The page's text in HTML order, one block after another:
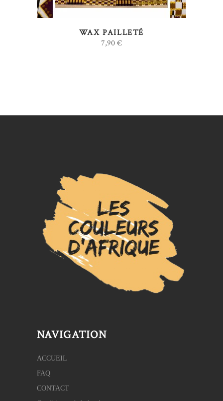
WAX PAILLETÉ
7,90€
NAVIGATION
ACCUEIL
FAQ
CONTACT